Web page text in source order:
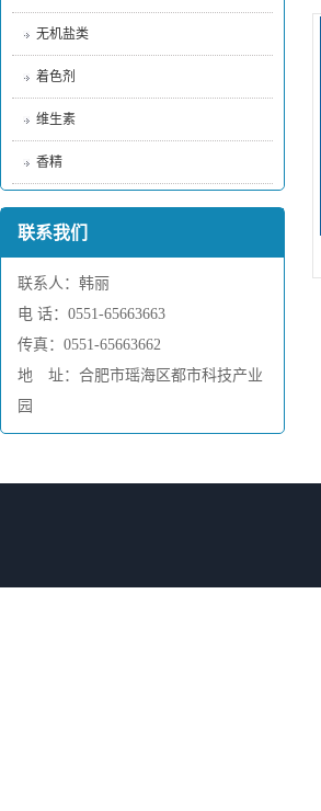
无机盐类
着色剂
维生素
香精
联系我们
联系人：韩丽
电 话：0551-65663663
传真：0551-65663662
地 址：合肥市瑶海区都市科技产业
园